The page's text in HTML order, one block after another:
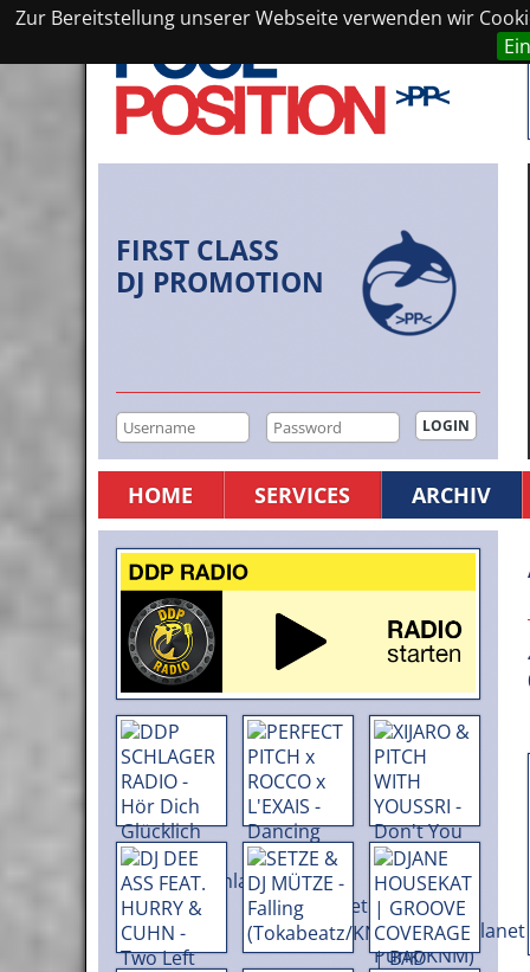
Zur Bereitstellung unserer Webseite verwenden wir
FIRST CLASS
DJ PROMOTION
HOME SERVICES ARCHIV